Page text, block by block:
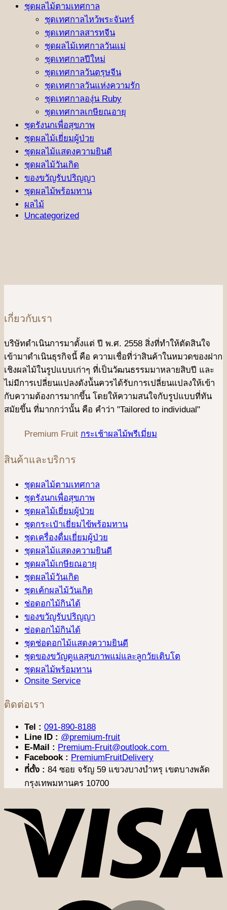
ชุดผลไม้ตามเทศกาล
ชุดเทศกาลไหว้พระจันทร์
ชุดเทศกาลสารทจีน
ชุดผลไม้เทศกาลวันแม่
ชุดเทศกาลปีใหม่
ชุดเทศกาลวันตรุษจีน
ชุดเทศกาลวันแห่งความรัก
ชุดเทศกาลองุ่น Ruby
ชุดเทศกาลเกษียณอายุ
ชุดรังนกเพื่อสุขภาพ
ชุดผลไม้เยี่ยมผู้ป่วย
ชุดผลไม้แสดงความยินดี
ชุดผลไม้วันเกิด
ของขวัญรับปริญญา
ชุดผลไม้พร้อมทาน
ผลไม้
Uncategorized
เกี่ยวกับเรา
บริษัทดําเนินการมาตั้งแต่ ปี พ.ศ. 2558 สิ่งที่ทำให้ตัดสินใจ
เข้ามาดําเนินธุรกิจนี้ คือ ความเชื่อที่ว่าสินค้าในหมวดของฝาก
เชิงผลไม้ในรูปแบบเก่าๆ ที่เป็นวัฒนธรรมมาหลายสิบปี และ
ไม่มีการเปลี่ยนแปลงดังน้ันควรได้รับการเปลี่ยนแปลงให้เข้า
กับความต้องการมากขึ้น โดยให้ความสนใจกับรูปแบบที่ทัน
สมัยขึ้น ที่มากกว่านั้น คือ คําว่า "Tailored to individual"
Premium Fruit กระเช้าผลไม้พรีเมี่ยม
สินค้าและบริการ
ชุดผลไม้ตามเทศกาล
ชุดรังนกเพื่อสุขภาพ
ชุดผลไม้เยี่ยมผู้ป่วย
ชุดกระเป๋าเยี่ยมไข้พร้อมทาน
ชุดเครื่องดื่มเยี่ยมผู้ป่วย
ชุดผลไม้แสดงความยินดี
ชุดผลไม้เกษียณอายุ
ชุดผลไม้วันเกิด
ชุดเค้กผลไม้วันเกิด
ช่อดอกไม้กินได้
ของขวัญรับปริญญา
ช่อดอกไม้กินได้
ชุดช่อดอกไม้แสดงความยินดี
ชุดของขวัญดูแลสุขภาพแม่และลูกวัยเติบโต
ชุดผลไม้พร้อมทาน
Onsite Service
ติดต่อเรา
Tel : 091-890-8188
Line ID : @premium-fruit
E-Mail : Premium-Fruit@outlook.com
Facebook : PremiumFruitDelivery
ที่ตั้ง : 84 ซอย จรัญ 59 แขวงบางบำหรุ เขตบางพลัด
กรุงเทพมหานคร 10700